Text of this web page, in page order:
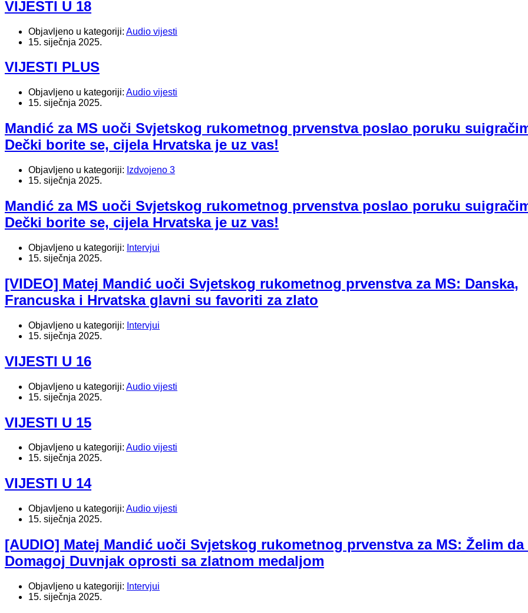
VIJESTI U 18
Objavljeno u kategoriji: Audio vijesti
15. siječnja 2025.
VIJESTI PLUS
Objavljeno u kategoriji: Audio vijesti
15. siječnja 2025.
Mandić za MS uoči Svjetskog rukometnog prvenstva poslao poruku
Dečki borite se, cijela Hrvatska je uz vas!
Objavljeno u kategoriji: Izdvojeno 3
15. siječnja 2025.
Mandić za MS uoči Svjetskog rukometnog prvenstva poslao poruku
Dečki borite se, cijela Hrvatska je uz vas!
Objavljeno u kategoriji: Intervjui
15. siječnja 2025.
[VIDEO] Matej Mandić uoči Svjetskog rukometnog prvenstva za MS: Danska,
Francuska i Hrvatska glavni su favoriti za zlato
Objavljeno u kategoriji: Intervjui
15. siječnja 2025.
VIJESTI U 16
Objavljeno u kategoriji: Audio vijesti
15. siječnja 2025.
VIJESTI U 15
Objavljeno u kategoriji: Audio vijesti
15. siječnja 2025.
VIJESTI U 14
Objavljeno u kategoriji: Audio vijesti
15. siječnja 2025.
[AUDIO] Matej Mandić uoči Svjetskog rukometnog prvenstva za MS: Želim da
Domagoj Duvnjak oprosti sa zlatnom medaljom
Objavljeno u kategoriji: Intervjui
15. siječnja 2025.